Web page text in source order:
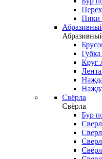
Пики
Губка
Круг
Свёрла
Свёрла
Бур